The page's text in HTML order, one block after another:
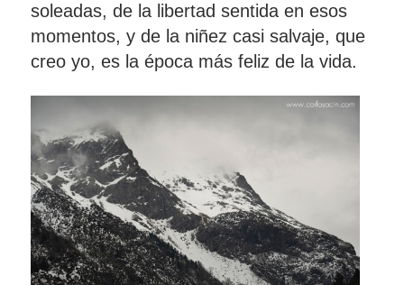
soleadas, de la libertad sentida en esos
momentos, y de la niñez casi salvaje, que
creo yo, es la época más feliz de la vida.